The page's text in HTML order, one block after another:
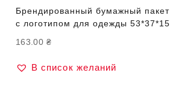
Брендированный бумажный пакет
с логотипом для одежды 53*37*15
163.00 ₴
В список желаний